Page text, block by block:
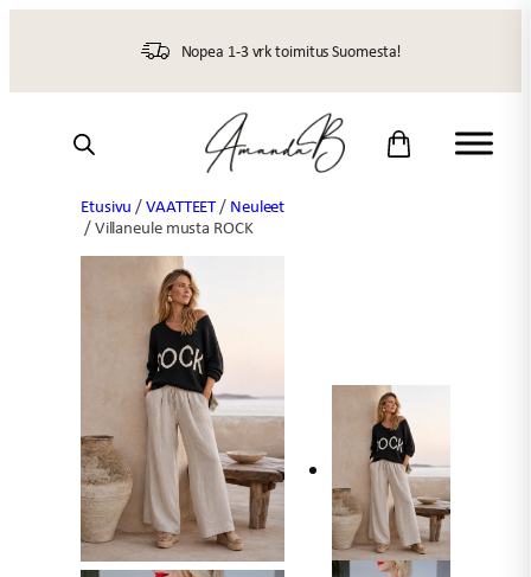
Nopea 1-3 vrk toimitus Suomesta!
Etusivu /VAATTEET/ Neuleet
/ Villaneule musta ROCK